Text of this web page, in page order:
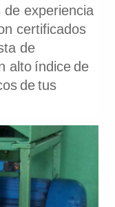
de experiencia
certificados
de
alto índice de
detus